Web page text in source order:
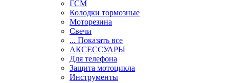
ГСМ
Колодки тормозные
Моторезина
Свечи
... Показать все
АКСЕССУАРЫ
Для телефона
Защита мотоцикла
Инструменты